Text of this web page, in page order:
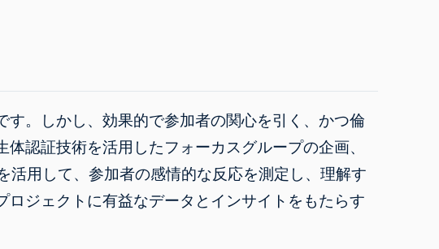
。しかし、効果的で参加者の関心を引く、かつ倫
認証技術を活用したフォーカスグループの企画、
用して、参加者の感情的な反応を測定し、理解す
ジェクトに有益なデータとインサイトをもたらす